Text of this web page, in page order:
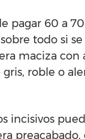
pagar 60 a
todo si
maciza con
roble o
incisivos
preacabado,